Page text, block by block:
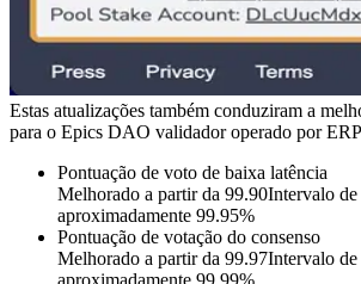
Estas atualizações também conduziram a
para o Epics DAO validador operado por
Pontuação de voto de baixa latência
Melhorado a partir da 99.90Intervalo de
aproximadamente 99.95%
Pontuação de votação do consenso
Melhorado a partir da 99.97Intervalo de